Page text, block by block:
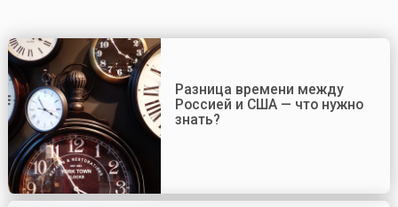
Разница времени между
Россией и США — что нужно
знать?